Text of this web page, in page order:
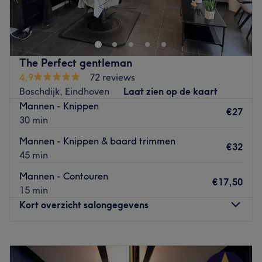
Go to venue
The Perfect gentleman
4,9
72 reviews
Boschdijk, Eindhoven
Laat zien op de kaart
Mannen - Knippen
30 min
€27
Mannen - Knippen & baard trimmen
45 min
€32
Mannen - Contouren
15 min
€17,50
Kort overzicht salongegevens
Dinsdag
17:30